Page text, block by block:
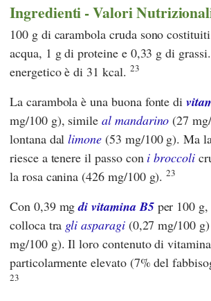
Ingredienti - Valori
100 g di carambola cruda sono
acqua, 1 g di proteine e 0,33 g di
energetico è di 31 kcal. 23
La carambola è una buona fonte di
mg/100 g), simileal mandarino (27
lontana dallimone (53 mg/100 g). Ma
riesce a tenere il passo con i broccoli
la rosa canina (426 mg/100 g).23
Con 0,39 mgdi vitamina B5per 100 g,
colloca tra gli asparagi(0,27 mg/100
mg/100 g). Il loro contenuto di
particolarmente elevato (7% del
23